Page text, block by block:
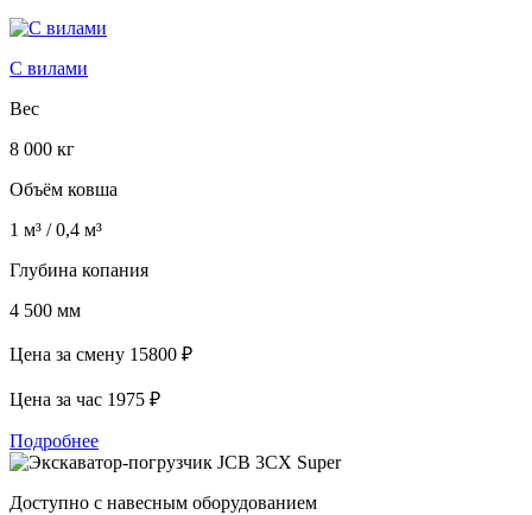
С вилами
Вес
8 000 кг
Объём ковша
1 м³ / 0,4 м³
Глубина копания
4 500 мм
Цена за смену 15800 ₽
Цена за час 1975 ₽
Подробнее
Доступно с навесным оборудованием